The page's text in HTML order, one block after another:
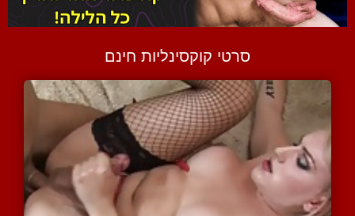
סרטי קוקסינליות חינם